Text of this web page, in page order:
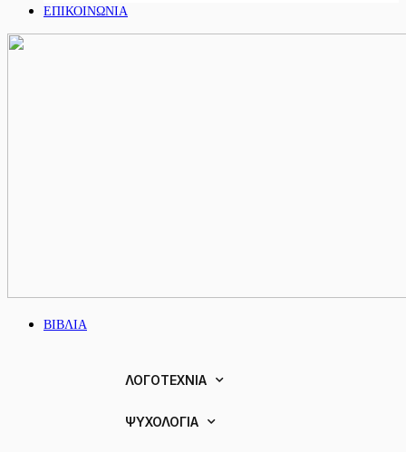
ΕΠΙΚΟΙΝΩΝΙΑ
ΒΙΒΛΙΑ
ΛΟΓΟΤΕΧΝΙΑ
ΨΥΧΟΛΟΓΙΑ